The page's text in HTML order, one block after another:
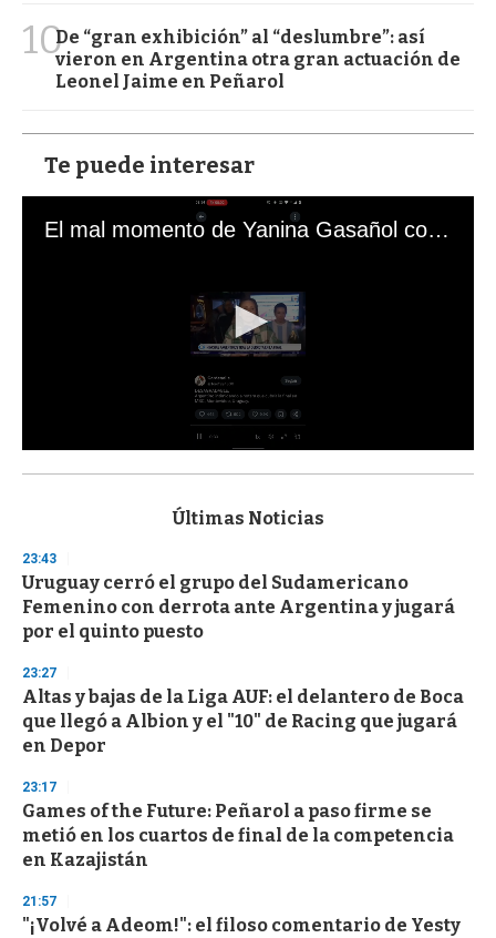
10De “gran exhibición” al “deslumbre”: así
vieron en Argentina otra gran actuación de
Leonel Jaime en Peñarol
Te puede interesar
El mal momento de Yanina Gasañol con un hincha argentino en "Subrayado"
s
d
s
o
f
3
s
e
c
o
n
Últimas Noticias
23:43
Uruguay cerró el grupo del Sudamericano
Femenino con derrota ante Argentina y jugará
por el quinto puesto
23:27
Altas y bajas de la Liga AUF: el delantero de Boca
que llegó a Albion y el "10" de Racing que jugará
en Depor
23:17
Games of the Future: Peñarol a paso firme se
metió en los cuartos de final de la competencia
en Kazajistán
21:57
"¡Volvé a Adeom!": el filoso comentario de Yesty